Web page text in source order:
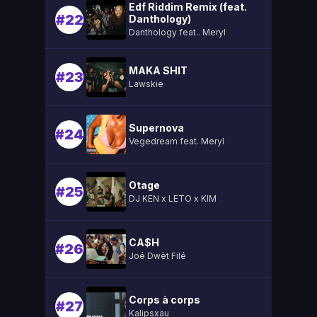
#22
Edf Riddim Remix (feat.
Danthology)
Danthology feat.. Meryl
#23 MAKA SHIT
Lawskie
#24 Supernova
Vegedream feat. Meryl
#25 Otage
DJ KEN x LETO x KIM
#26 CA$H
Joé Dwèt Filé
#27 Corps à corps
Kalipsxau